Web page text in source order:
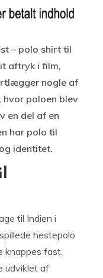
– polo shirt til
aftryk i film,
nogle af
hvor poloen blev
en del af en
har polo til
identitet.
til Indien i
hestepolo
knappes fast.
udviklet af